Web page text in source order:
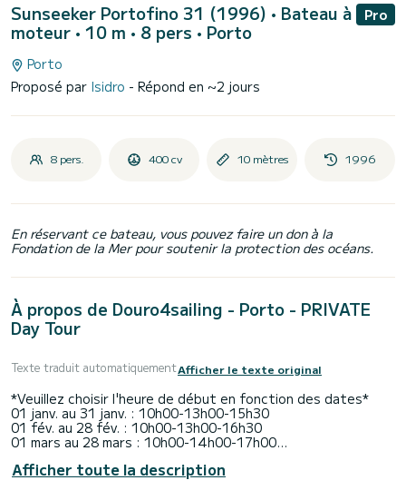
Sunseeker Portofino 31 (1996) • Bateau à
moteur • 10 m • 8 pers • Porto
Pro
Porto
Proposé par Isidro - Répond en ~2 jours
8 pers. 400 cv 10 mètres 1996
En réservant ce bateau, vous pouvez faire un don à la
Fondation de la Mer pour soutenir la protection des océans.
À propos de Douro4sailing - Porto - PRIVATE
Day Tour
Texte traduit automatiquementAfficher le texte original
*Veuillez choisir l'heure de début en fonction des dates*
01 janv. au 31 janv. : 10h00-13h00-15h30
01 fév. au 28 fév. : 10h00-13h00-16h30
01 mars au 28 mars : 10h00-14h00-17h00
01 mai au 15 août : 10h00-13h00-16h00-19h00
16 août au 30 sept. : 10h00-12h00-15h00-18h00
Afficher toute la description